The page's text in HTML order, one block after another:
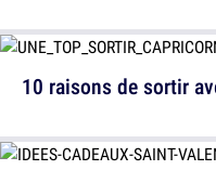
10 raisons de sortir